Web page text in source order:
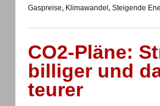
Gaspreise, Klimawandel, Steigende
CO2-Pläne:
billiger und
teurer